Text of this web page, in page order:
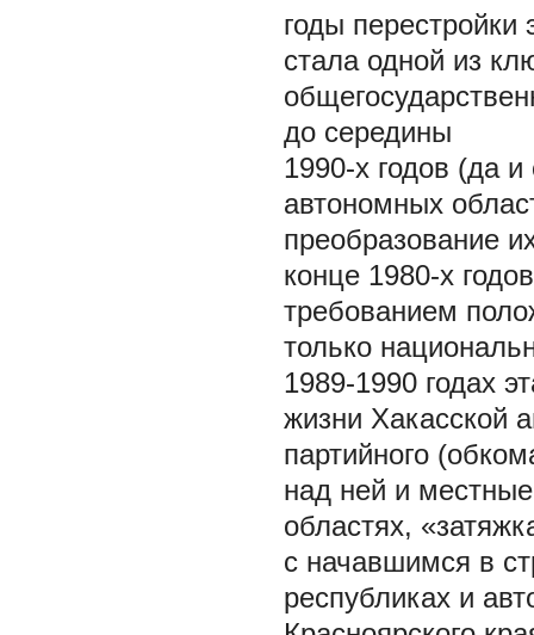
годы перестройки
стала одной из
до середины
1990-х годов (да
автономных
преобразование
конце 1980-х
требованием
только
1989-1990 годах
жизни Хакасской
партийного
над ней и
областях,
с начавшимся в
республиках и